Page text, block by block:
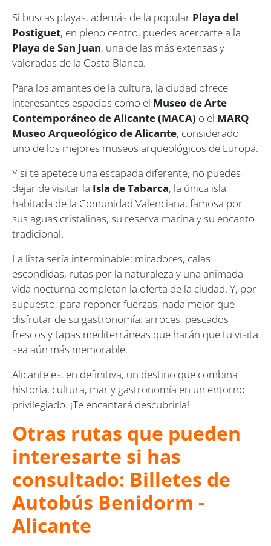
Si buscas playas, además de la popular Playa del
Postiguet, en pleno centro, puedes acercarte a la
Playa de San Juan, una de las más extensas y
valoradas de la Costa Blanca.
Para los amantes de la cultura, la ciudad ofrece
interesantes espacios como el Museo de Arte
Contemporáneo de Alicante (MACA) o el MARQ
Museo Arqueológico de Alicante, considerado
uno de los mejores museos arqueológicos de Europa.
Y si te apetece una escapada diferente, no puedes
dejar de visitar la Isla de Tabarca, la única isla
habitada de la Comunidad Valenciana, famosa por
sus aguas cristalinas, su reserva marina y su encanto
tradicional.
La lista sería interminable: miradores, calas
escondidas, rutas por la naturaleza y una animada
vida nocturna completan la oferta de la ciudad. Y, por
supuesto, para reponer fuerzas, nada mejor que
disfrutar de su gastronomía: arroces, pescados
frescos y tapas mediterráneas que harán que tu visita
sea aún más memorable.
Alicante es, en definitiva, un destino que combina
historia, cultura, mar y gastronomía en un entorno
privilegiado. ¡Te encantará descubrirla!
Otras rutas que pueden
interesarte si has
consultado: Billetes de
Autobús Benidorm -
Alicante